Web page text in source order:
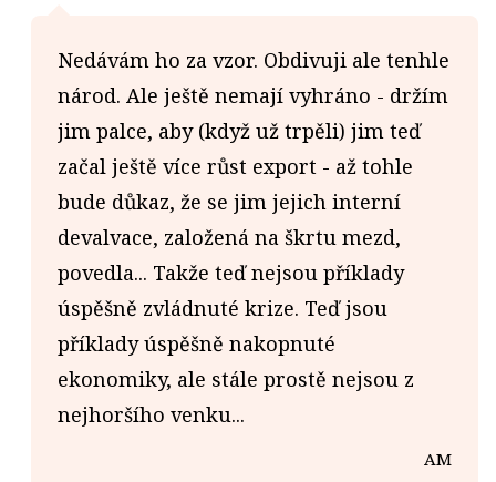
Nedávám ho za vzor. Obdivuji ale tenhle
národ. Ale ještě nemají vyhráno - držím
jim palce, aby (když už trpěli) jim teď
začal ještě více růst export - až tohle
bude důkaz, že se jim jejich interní
devalvace, založená na škrtu mezd,
povedla... Takže teď nejsou příklady
úspěšně zvládnuté krize. Teď jsou
příklady úspěšně nakopnuté
ekonomiky, ale stále prostě nejsou z
nejhoršího venku...
AM